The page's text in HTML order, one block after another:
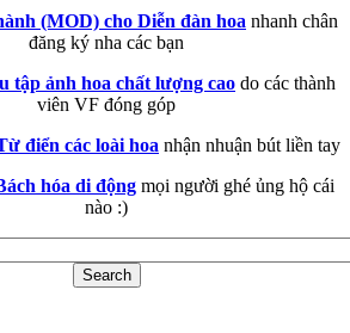
(MOD) cho Diễn đàn hoa nhanh chân
đăng ký nha các bạn
tập ảnh hoa chất lượng cao do các thành
viên VF đóng góp
điển các loài hoa nhận nhuận bút liền tay
hóa di động mọi người ghé ủng hộ cái
nào :)